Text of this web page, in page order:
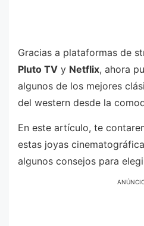
Gracias a plataformas de
Pluto TV y Netflix, ahora
algunos de los mejores
del western desde la
En este artículo, te
estas joyas
algunos consejos para